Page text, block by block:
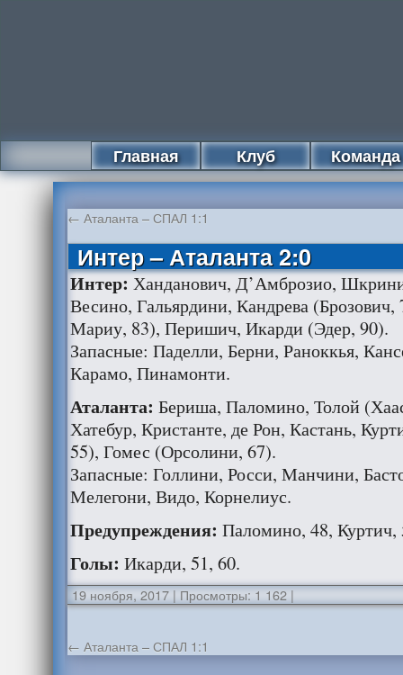
Главная Клуб Команда
← Аталанта – СПАЛ 1:1
Интер – Аталанта 2:0
Интер:Ханданович, Д’Амброзио,
Весино, Гальярдини, Кандрева
Мариу, 83), Перишич, Икарди (Эдер, 90).
Запасные: Паделли, Берни, Раноккья,
Карамо, Пинамонти.
Аталанта: Бериша, Паломино, Толой
Хатебур, Кристанте, де Рон, Кастань,
55), Гомес (Орсолини, 67).
Запасные: Голлини, Росси, Манчини,
Мелегони, Видо, Корнелиус.
Предупреждения: Паломино, 48, Куртич,
Голы: Икарди, 51, 60.
19 ноября, 2017 | Просмотры: 1 162|
← Аталанта – СПАЛ 1:1